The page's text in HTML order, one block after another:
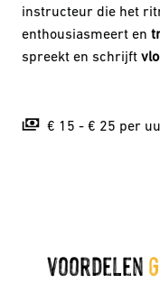
instructeur die het
enthousiasmeert en
spreekt en schrijft
€ 15 - € 25 per
voordelen